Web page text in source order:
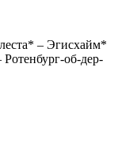
– Эгисхайм*
об-дер-